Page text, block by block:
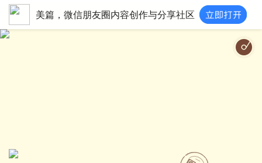
美篇，微信朋友圈内容创作与分享社区